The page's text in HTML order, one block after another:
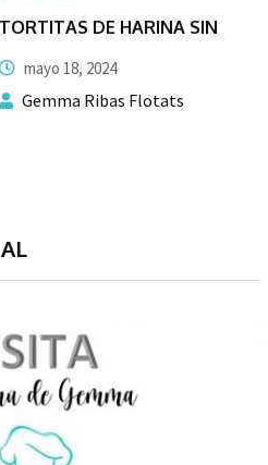
TORTITAS DE HARINA SIN
mayo 18, 2024
Gemma Ribas Flotats